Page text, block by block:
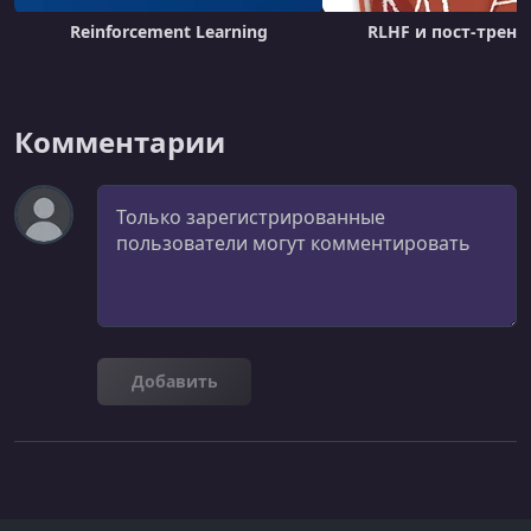
Reinforcement Learning RLHF и пост-
Комментарии
Комментарий
Добавить